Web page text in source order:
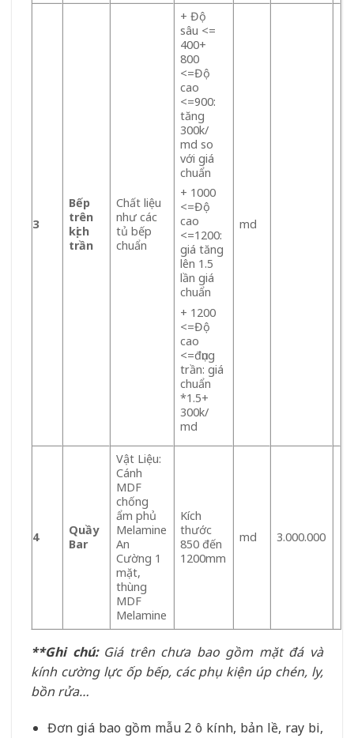
3
Bếp
trên
kịch
trần
Chất liệu
như các
tủ bếp
chuẩn
+ Độ
sâu <=
400+
800
<=Độ
cao
<=900:
tăng
300k/
md so
với giá
chuẩn
+ 1000
<=Độ
cao
<=1200:
giá tăng
lên 1.5
lần giá
chuẩn
+ 1200
<=Độ
cao
<=đụng
trần: giá
chuẩn
*1.5+
300k/
md
md
4
Quầy
Bar
Vật Liệu:
Cánh
MDF
chống
ẩm phủ
Melamine
An
Cường 1
mặt,
thùng
MDF
Melamine
Kích
thước
850 đến
1200mm
md 3.000.000
**Ghi chú:Giá trên chưa bao gồm mặt đá và
kính cường lực ốp bếp, các phụ kiện úp chén, ly,
bồn rửa…
Đơn giá bao gồm mẫu 2 ô kính, bản lề, ray bi,